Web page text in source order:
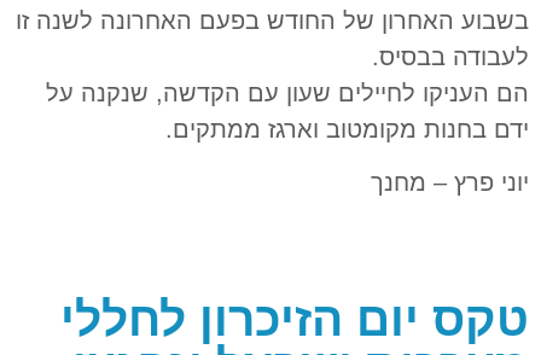
בשבוע האחרון של החודש בפעם האחרונה לשנה זו
לעבודה בבסיס.
הם העניקו לחיילים שעון עם הקדשה, שנקנה על
ידם בחנות מקומטוב וארגז ממתקים.
יוני פרץ – מחנך
טקס יום הזיכרון לחללי